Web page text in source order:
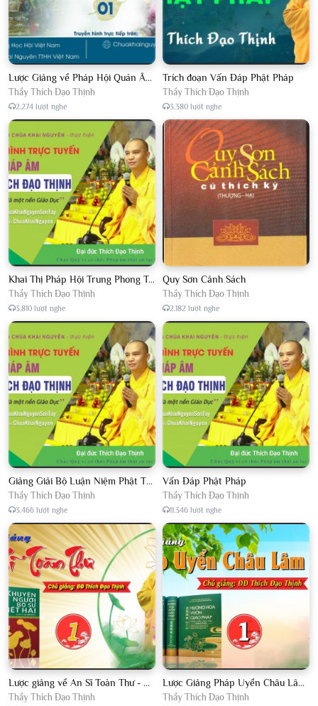
Lược Giảng về Pháp Hội Quán Âm TTHN lần 2
Thầy Thích Đạo Thịnh
2.274 lượt nghe
Trích đoạn Vấn Đáp Phật Pháp
Thầy Thích Đạo Thịnh
3.380 lượt nghe
Khai Thị Pháp Hội Trung Phong Tam Thời Hệ Niệm
Thầy Thích Đạo Thịnh
3.810 lượt nghe
Quy Sơn Cảnh Sách
Thầy Thích Đạo Thịnh
2.182 lượt nghe
Giảng Giải Bộ Luận Niệm Phật Thập Yếu Năm 2018
Thầy Thích Đạo Thịnh
3.466 lượt nghe
Vấn Đáp Phật Pháp
Thầy Thích Đạo Thịnh
11.346 lượt nghe
Lược giảng về An Sĩ Toàn Thư - Chủ giảng Đại Đức Thích Đạo Thịnh
Thầy Thích Đạo Thịnh
Lược Giảng Pháp Uyển Châu Lâm, Chủ giảng Đại Đức Thích Đạo Thịnh
Thầy Thích Đạo Thịnh